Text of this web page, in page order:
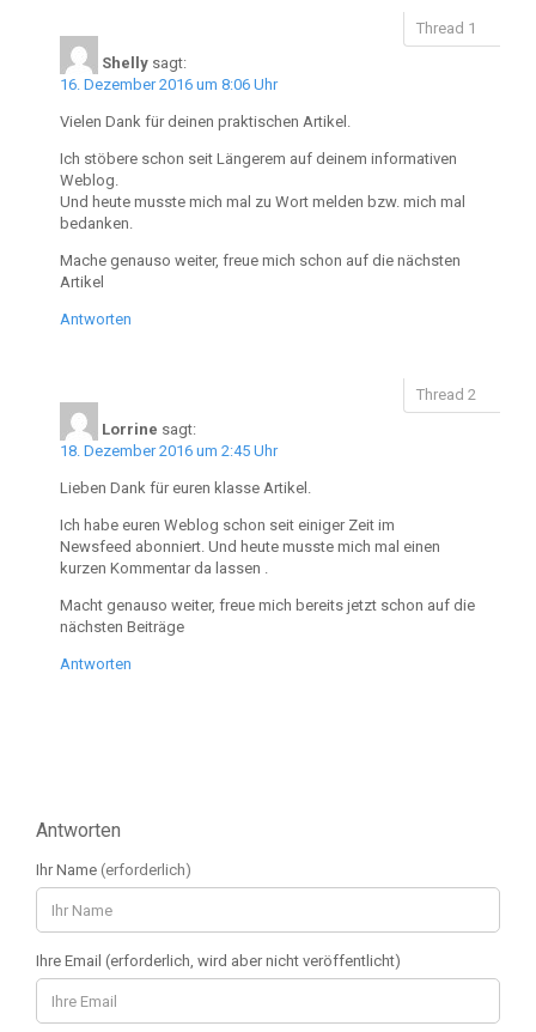
Shelly sagt:
16. Dezember 2016 um 8:06 Uhr
Vielen Dank für deinen praktischen Artikel.
Ich stöbere schon seit Längerem auf deinem informativen
Weblog.
Und heute musste mich mal zu Wort melden bzw. mich mal
bedanken.
Mache genauso weiter, freue mich schon auf die nächsten
Artikel
Antworten
Lorrine sagt:
18. Dezember 2016 um 2:45 Uhr
Lieben Dank für euren klasse Artikel.
Ich habe euren Weblog schon seit einiger Zeit im
Newsfeed abonniert. Und heute musste mich mal einen
kurzen Kommentar da lassen .
Macht genauso weiter, freue mich bereits jetzt schon auf die
nächsten Beiträge
Antworten
Antworten
Ihr Name (erforderlich)
Ihre Email (erforderlich, wird aber nicht veröffentlicht)